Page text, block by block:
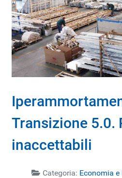
Transizione 5.0.
inaccettabili
Categoria: Economia e